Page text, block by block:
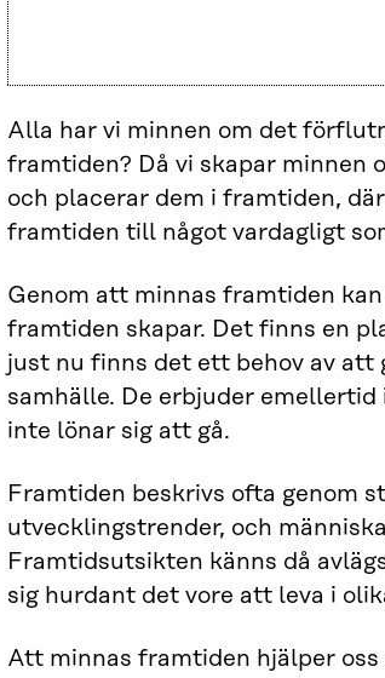
Alla har vi minnen om det
framtiden? Då vi skapar minnen
och placerar dem i framtiden,
framtiden till något vardagligt
Genom att minnas framtiden
framtiden skapar. Det finns en
just nu finns det ett behov av att
samhälle. De erbjuder
inte lönar sig att gå.
Framtiden beskrivs ofta genom
utvecklingstrender, och
Framtidsutsikten känns då
sig hurdant det vore att leva i
Att minnas framtiden hjälper